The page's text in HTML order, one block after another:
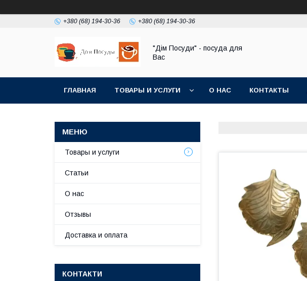
+380 (68) 194-30-36 +380 (68) 194-30-36
"Дім Посуди" - посуда для
Вас
ГЛАВНАЯ ТОВАРЫ И УСЛУГИ О НАС КОНТАКТЫ
Товары и услуги
Статьи
О нас
Отзывы
Доставка и оплата
КОНТАКТИ